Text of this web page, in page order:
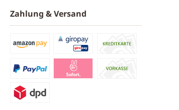
Zahlung & Versand